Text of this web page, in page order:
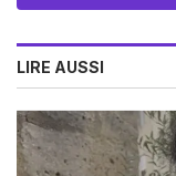
LIRE AUSSI